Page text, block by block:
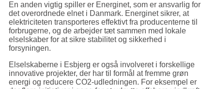
En anden vigtig spiller er Energinet, som er ansvarlig for
det overordnede elnet i Danmark. Energinet sikrer, at
elektriciteten transporteres effektivt fra producenterne til
forbrugerne, og de arbejder tæt sammen med lokale
elselskaber for at sikre stabilitet og sikkerhed i
forsyningen.
Elselskaberne i Esbjerg er også involveret i forskellige
innovative projekter, der har til formål at fremme grøn
energi og reducere CO2-udledningen. For eksempel er